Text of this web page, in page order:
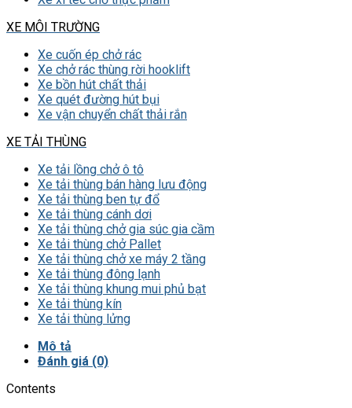
XE MÔI TRƯỜNG
Xe cuốn ép chở rác
Xe chở rác thùng rời hooklift
Xe bồn hút chất thải
Xe quét đường hút bụi
Xe vận chuyển chất thải rắn
XE TẢI THÙNG
Xe tải lồng chở ô tô
Xe tải thùng bán hàng lưu động
Xe tải thùng ben tự đổ
Xe tải thùng cánh dơi
Xe tải thùng chở gia súc gia cầm
Xe tải thùng chở Pallet
Xe tải thùng chở xe máy 2 tầng
Xe tải thùng đông lạnh
Xe tải thùng khung mui phủ bạt
Xe tải thùng kín
Xe tải thùng lửng
Mô tả
Đánh giá (0)
Contents